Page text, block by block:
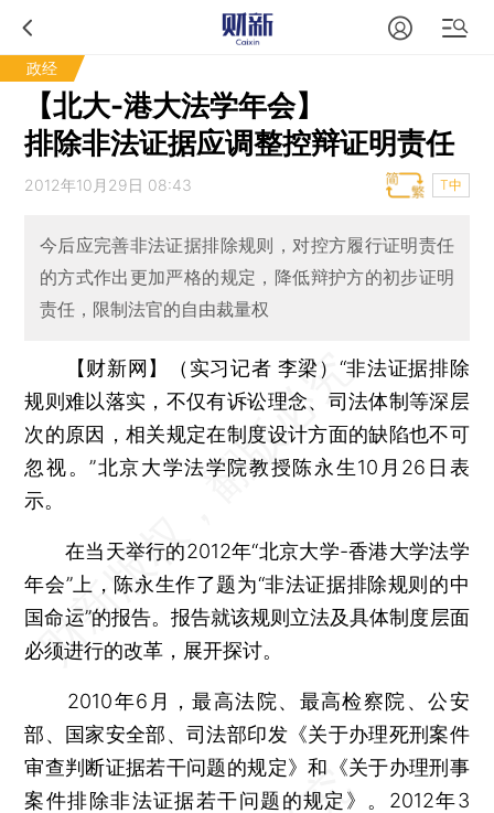
政经
【北大-港大法学年会】
排除非法证据应调整控辩证明责任
2012年10月29日 08:43 T中
今后应完善非法证据排除规则，对控方履行证明责任
的方式作出更加严格的规定，降低辩护方的初步证明
责任，限制法官的自由裁量权
【财新网】（实习记者 李梁） “非法证据排除
规则难以落实，不仅有诉讼理念、司法体制等深层
次的原因，相关规定在制度设计方面的缺陷也不可
忽视。”北京大学法学院教授陈永生10月26日表
示。
在当天举行的2012年“北京大学-香港大学法学
年会”上，陈永生作了题为“非法证据排除规则的中
国命运”的报告。报告就该规则立法及具体制度层面
必须进行的改革，展开探讨。
2010年6月，最高法院、最高检察院、公安
部、国家安全部、司法部印发《关于办理死刑案件
审查判断证据若干问题的规定》和《关于办理刑事
案件排除非法证据若干问题的规定》。2012年3